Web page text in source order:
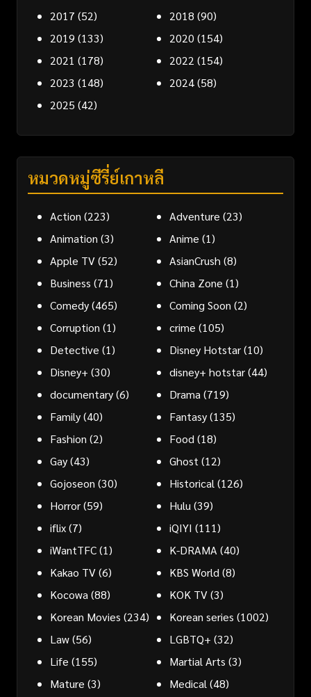
2017 (52) 2018 (90)
2019 (133) 2020 (154)
2021 (178) 2022 (154)
2023 (148) 2024(58)
2025 (42)
หมวดหมู่ซีรี่ย์เกาหลี
Action (223) Adventure (23)
Animation (3) Anime (1)
Apple TV(52) AsianCrush (8)
Business (71) China Zone (1)
Comedy(465) Coming Soon (2)
Corruption (1) crime (105)
Detective (1) Disney Hotstar(10)
Disney+ (30) disney+ hotstar(44)
documentary(6) Drama (719)
Family(40) Fantasy(135)
Fashion (2) Food (18)
Gay(43) Ghost (12)
Gojoseon (30) Historical (126)
Horror(59) Hulu (39)
iflix(7) iQIYI (111)
iWantTFC(1) K-DRAMA (40)
Kakao TV(6) KBS World (8)
Kocowa (88) KOK TV(3)
Korean Movies (234) Korean series (1002)
Law(56) LGBTQ+ (32)
Life (155) Martial Arts (3)
Mature (3) Medical (48)